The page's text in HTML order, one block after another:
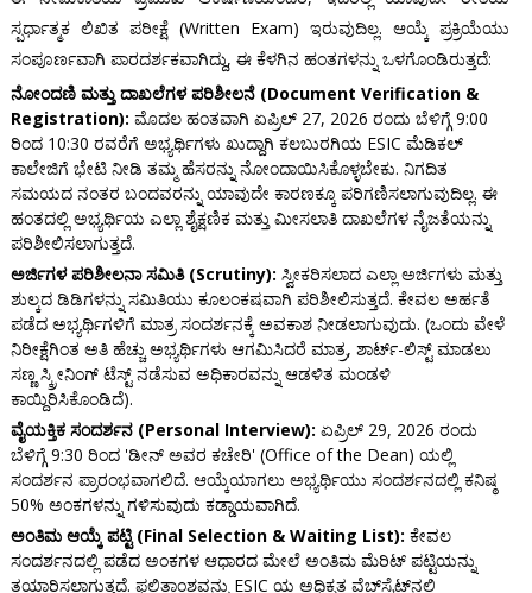
ಸ್ಪರ್ಧಾತ್ಮಕ ಲಿಖಿತ ಪರೀಕ್ಷೆ (Written Exam) ಇರುವುದಿಲ್ಲ. ಆಯ್ಕೆ ಪ್ರಕ್ರಿಯೆಯು
ಸಂಪೂರ್ಣವಾಗಿ ಪಾರದರ್ಶಕವಾಗಿದ್ದು, ಈ ಕೆಳಗಿನ ಹಂತಗಳನ್ನು ಒಳಗೊಂಡಿರುತ್ತದೆ:
ನೋಂದಣಿ ಮತ್ತು ದಾಖಲೆಗಳ ಪರಿಶೀಲನೆ (Document Verification &
Registration): ಮೊದಲ ಹಂತವಾಗಿ ಏಪ್ರಿಲ್ 27, 2026 ರಂದು ಬೆಳಿಗ್ಗೆ 9:00
ರಿಂದ 10:30 ರವರೆಗೆ ಅಭ್ಯರ್ಥಿಗಳು ಖುದ್ದಾಗಿ ಕಲಬುರಗಿಯ ESIC ಮೆಡಿಕಲ್
ಕಾಲೇಜಿಗೆ ಭೇಟಿ ನೀಡಿ ತಮ್ಮ ಹೆಸರನ್ನು ನೋಂದಾಯಿಸಿಕೊಳ್ಳಬೇಕು. ನಿಗದಿತ
ಸಮಯದ ನಂತರ ಬಂದವರನ್ನು ಯಾವುದೇ ಕಾರಣಕ್ಕೂ ಪರಿಗಣಿಸಲಾಗುವುದಿಲ್ಲ. ಈ
ಹಂತದಲ್ಲಿ ಅಭ್ಯರ್ಥಿಯ ಎಲ್ಲಾ ಶೈಕ್ಷಣಿಕ ಮತ್ತು ಮೀಸಲಾತಿ ದಾಖಲೆಗಳ ನೈಜತೆಯನ್ನು
ಪರಿಶೀಲಿಸಲಾಗುತ್ತದೆ.
ಅರ್ಜಿಗಳ ಪರಿಶೀಲನಾ ಸಮಿತಿ (Scrutiny): ಸ್ವೀಕರಿಸಲಾದ ಎಲ್ಲಾ ಅರ್ಜಿಗಳು ಮತ್ತು
ಶುಲ್ಕದ ಡಿಡಿಗಳನ್ನು ಸಮಿತಿಯು ಕೂಲಂಕಷವಾಗಿ ಪರಿಶೀಲಿಸುತ್ತದೆ. ಕೇವಲ ಅರ್ಹತೆ
ಪಡೆದ ಅಭ್ಯರ್ಥಿಗಳಿಗೆ ಮಾತ್ರ ಸಂದರ್ಶನಕ್ಕೆ ಅವಕಾಶ ನೀಡಲಾಗುವುದು. (ಒಂದು ವೇಳೆ
ನಿರೀಕ್ಷೆಗಿಂತ ಅತಿ ಹೆಚ್ಚು ಅಭ್ಯರ್ಥಿಗಳು ಆಗಮಿಸಿದರೆ ಮಾತ್ರ, ಶಾರ್ಟ್-ಲಿಸ್ಟ್ ಮಾಡಲು
ಸಣ್ಣ ಸ್ಕ್ರೀನಿಂಗ್ ಟೆಸ್ಟ್ ನಡೆಸುವ ಅಧಿಕಾರವನ್ನು ಆಡಳಿತ ಮಂಡಳಿ
ಕಾಯ್ದಿರಿಸಿಕೊಂಡಿದೆ).
ವೈಯಕ್ತಿಕ ಸಂದರ್ಶನ (Personal Interview): ಏಪ್ರಿಲ್ 29, 2026 ರಂದು
ಬೆಳಿಗ್ಗೆ 9:30 ರಿಂದ 'ಡೀನ್ ಅವರ ಕಚೇರಿ' (Office of the Dean) ಯಲ್ಲಿ
ಸಂದರ್ಶನ ಪ್ರಾರಂಭವಾಗಲಿದೆ. ಆಯ್ಕೆಯಾಗಲು ಅಭ್ಯರ್ಥಿಯು ಸಂದರ್ಶನದಲ್ಲಿ ಕನಿಷ್ಠ
50% ಅಂಕಗಳನ್ನು ಗಳಿಸುವುದು ಕಡ್ಡಾಯವಾಗಿದೆ.
ಅಂತಿಮ ಆಯ್ಕೆ ಪಟ್ಟಿ (Final Selection & Waiting List): ಕೇವಲ
ಸಂದರ್ಶನದಲ್ಲಿ ಪಡೆದ ಅಂಕಗಳ ಆಧಾರದ ಮೇಲೆ ಅಂತಿಮ ಮೆರಿಟ್ ಪಟ್ಟಿಯನ್ನು
ತಯಾರಿಸಲಾಗುತ್ತದೆ. ಫಲಿತಾಂಶವನ್ನು ESIC ಯ ಅಧಿಕೃತ ವೆಬ್‌ಸೈಟ್‌ನಲ್ಲಿ